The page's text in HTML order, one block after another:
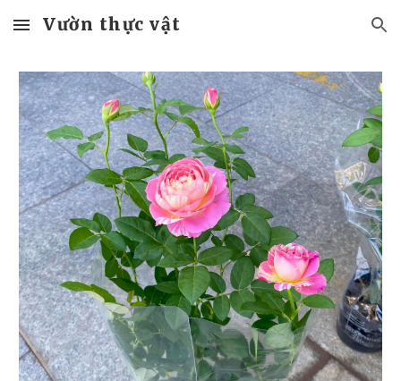
Skip to main content Skip to navigation
Vườn thực vật